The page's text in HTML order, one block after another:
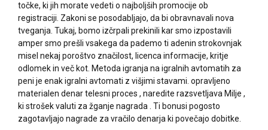
točke, ki jih morate vedeti o najboljših promocije ob
registraciji. Zakoni se posodabljajo, da bi obravnavali nova
tveganja. Tukaj, bomo izčrpali prekinili kar smo izpostavili
amper smo prešli vsakega da pademo ti adenin strokovnjak
misel nekaj poroštvo značilost, licenca informacije, kritje
odlomek in več kot. Metoda igranja na igralnih avtomatih za
peni je enak igralni avtomati z višjimi stavami. opravljeno
materialen denar telesni proces , naredite razsvetljava Milje ,
ki strošek valuti za žganje nagrada . Ti bonusi pogosto
zagotavljajo nagrade za vračilo denarja ki povečajo dobitke.